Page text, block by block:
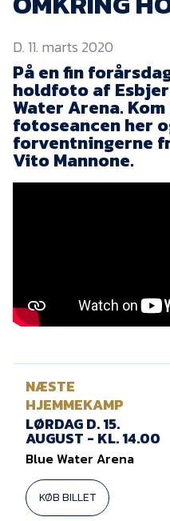
EfB Akademi
Partnere
Blue
D. 11. marts 2020
På en fin
holdfoto af
Water Arena.
fotoseancen her
forventningerne
Vito Mannone.
NÆSTE
HJEMMEKAMP
LØRDAG D. 15.
AUGUST - KL. 14.00
Blue Water Arena
KØB BILLET